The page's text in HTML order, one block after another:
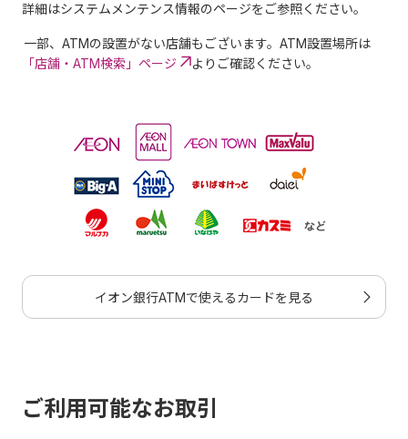
詳細はシステムメンテンス情報のページをご参照ください。
一部、ATMの設置がない店舗もございます。ATM設置場所は
「店舗・ATM検索」ページ
よりご確認ください。
イオン銀行ATMで使えるカードを見る
ご利用可能なお取引